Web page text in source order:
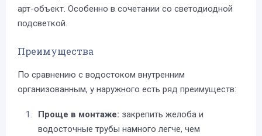
арт-объект. Особенно в сочетании со светодиодной
подсветкой.
Преимущества
По сравнению с водостоком внутренним
организованным, у наружного есть ряд преимуществ:
Проще в монтаже: закрепить желоба и
водосточные трубы намного легче, чем